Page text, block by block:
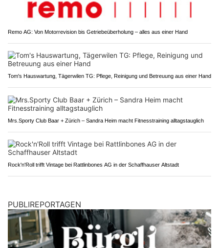
Remo AG: Von Motorrevision bis Getriebeüberholung – alles aus einer Hand
Tom's Hauswartung, Tägerwilen TG: Pflege, Reinigung und Betreuung aus einer Hand
Mrs.Sporty Club Baar + Zürich – Sandra Heim macht Fitnesstraining alltagstauglich
Rock'n'Roll trifft Vintage bei Rattlinbones AG in der Schaffhauser Altstadt
PUBLIREPORTAGEN